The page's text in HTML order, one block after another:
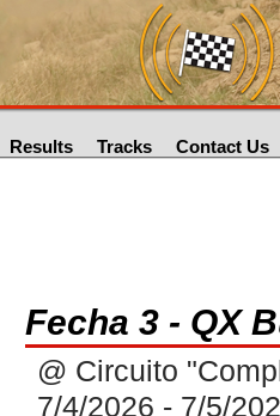
Results Tracks Contact Us
Fecha 3 - QX
@ Circuito
7/4/2026 - 7/5/